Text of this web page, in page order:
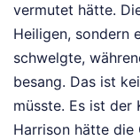
vermutet hätte.
Heiligen, sondern
schwelgte,
besang. Das ist
müsste. Es ist der
Harrison hätte die